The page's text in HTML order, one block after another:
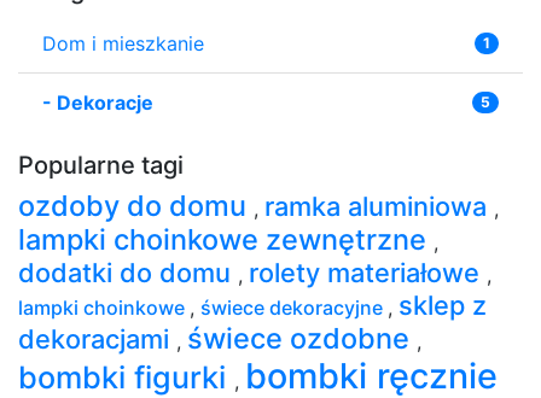
Dom i mieszkanie 1
- Dekoracje 5
Popularne tagi
ozdoby do domu , ramka aluminiowa ,
lampki choinkowe zewnętrzne ,
dodatki do domu , rolety materiałowe ,
lampki choinkowe , świece dekoracyjne , sklep z
dekoracjami , świece ozdobne ,
bombki figurki , bombki ręcznie